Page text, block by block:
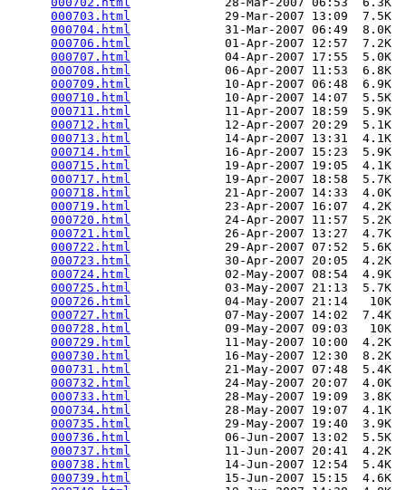
000703.html
             29-Mar-2007 13:09  7.5K
000704.html
             31-Mar-2007 06:49  8.0K
000706.html
             01-Apr-2007 12:57  7.2K
000707.html
             04-Apr-2007 17:55  5.0K
000708.html
             06-Apr-2007 11:53  6.8K
000709.html
             10-Apr-2007 06:48  6.9K
000710.html
             10-Apr-2007 14:07  5.5K
000711.html
             11-Apr-2007 18:59  5.9K
000712.html
             12-Apr-2007 20:29  5.1K
000713.html
             14-Apr-2007 13:31  4.1K
000714.html
             16-Apr-2007 15:23  5.9K
000715.html
             19-Apr-2007 19:05  4.1K
000717.html
             19-Apr-2007 18:58  5.7K
000718.html
             21-Apr-2007 14:33  4.0K
000719.html
             23-Apr-2007 16:07  4.2K
000720.html
             24-Apr-2007 11:57  5.2K
000721.html
             26-Apr-2007 13:27  4.7K
000722.html
             29-Apr-2007 07:52  5.6K
000723.html
             30-Apr-2007 20:05  4.2K
000724.html
             02-May-2007 08:54  4.9K
000725.html
             03-May-2007 21:13  5.7K
000726.html
             04-May-2007 21:14   10K
000727.html
             07-May-2007 14:02  7.4K
000728.html
             09-May-2007 09:03   10K
000729.html
             11-May-2007 10:00  4.2K
000730.html
             16-May-2007 12:30  8.2K
000731.html
             21-May-2007 07:48  5.4K
000732.html
             24-May-2007 20:07  4.0K
000733.html
             28-May-2007 19:09  3.8K
000734.html
             28-May-2007 19:07  4.1K
000735.html
             29-May-2007 19:40  3.9K
000736.html
             06-Jun-2007 13:02  5.5K
000737.html
             11-Jun-2007 20:41  4.2K
000738.html
             14-Jun-2007 12:54  5.4K
000739.html
             15-Jun-2007 15:15  4.6K